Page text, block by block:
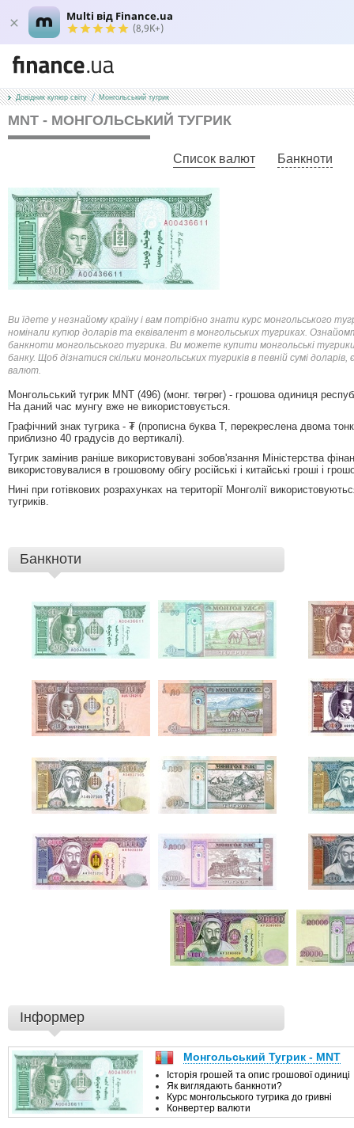
Multi від Finance.ua
(8,9K+)
Довідник купюр світу Монгольський тугрик
MNT - МОНГОЛЬСЬКИЙ ТУГРИК
Список валют Банкноти
Ви їдете у незнайому країну і вам потрібно знати курс монгольського
номінали купюр доларів та еквівалент в монгольських тугриках.
банкноти монгольського тугрика. Ви можете купити монгольські
банку. Щоб дізнатися скільки монгольських тугриків в певній сумі
валют.
Монгольський тугрик MNT (496) (монг. төгрөг) - грошова одиниця
На даний час мунгу вже не використовується.
Графічний знак тугрика - ₮ (прописна буква Т, перекреслена двома
приблизно 40 градусів до вертикалі).
Тугрик замінив раніше використовувані зобов'язання Міністерства
використовувалися в грошовому обігу російські і китайські гроші і
Нині при готівкових розрахунках на території Монголії
тугриків.
Банкноти
Інформер